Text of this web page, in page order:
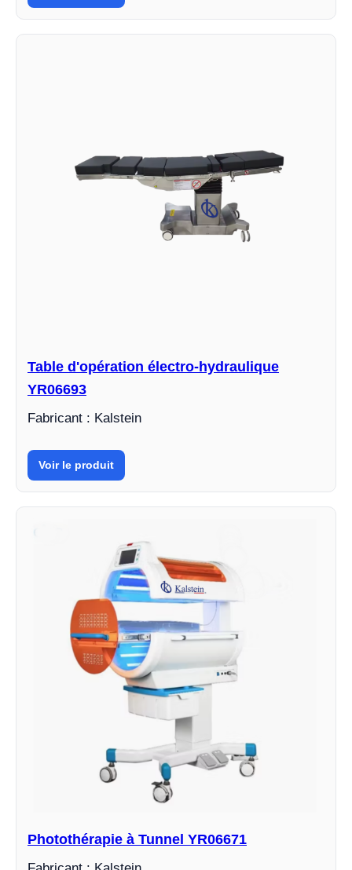
Table d'opération électro-hydraulique
YR06693
Fabricant : Kalstein
Voir le produit
Photothérapie à Tunnel YR06671